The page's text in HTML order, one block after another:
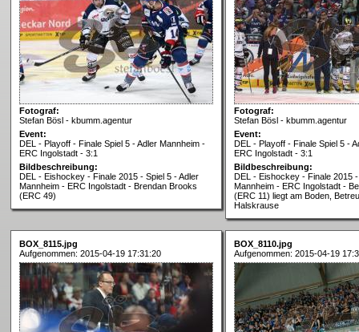
Fotograf:
Stefan Bösl - kbumm.agentur
Event:
DEL - Playoff - Finale Spiel 5 - Adler Mannheim -
ERC Ingolstadt - 3:1
Bildbeschreibung:
DEL - Eishockey - Finale 2015 - Spiel 5 - Adler
Mannheim - ERC Ingolstadt - Brendan Brooks
(ERC 49)
Fotograf:
Stefan Bösl - kbumm.agentur
Event:
DEL - Playoff - Finale Spiel 5 -
ERC Ingolstadt - 3:1
Bildbeschreibung:
DEL - Eishockey - Finale 2015
Mannheim - ERC Ingolstadt -
(ERC 11) liegt am Boden,
Halskrause
BOX_8115.jpg
Aufgenommen: 2015-04-19 17:31:20
BOX_8110.jpg
Aufgenommen: 2015-04-19